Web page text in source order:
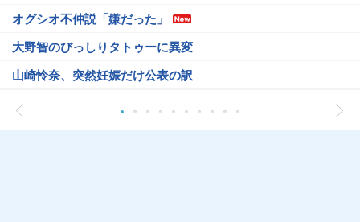
オグシオ不仲説「嫌だった」
大野智のびっしりタトゥーに異変
山崎怜奈、突然妊娠だけ公表の訳